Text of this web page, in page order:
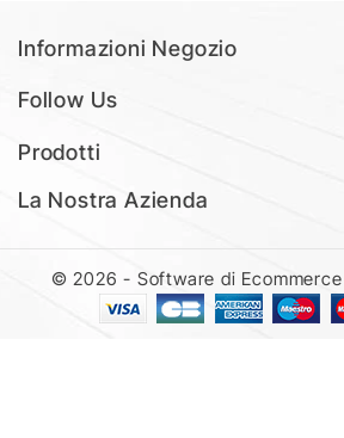
Informazioni Negozio
Follow Us
Prodotti
La Nostra Azienda
© 2026 - Software di